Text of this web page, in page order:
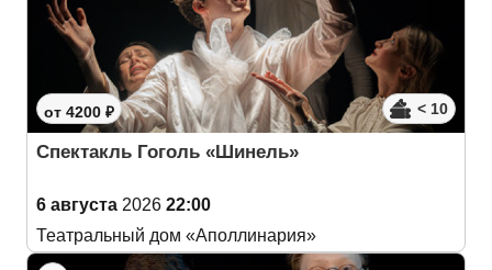
от 4200 ₽ < 10
Спектакль Гоголь «Шинель»
6 августа 2026 22:00
Театральный дом «Аполлинария»